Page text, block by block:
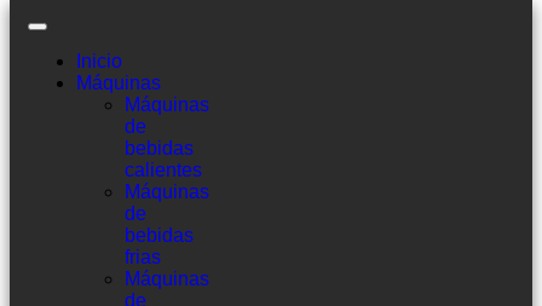
Inicio
Máquinas
Máquinas
de
bebidas
calientes
Máquinas
de
bebidas
frias
Máquinas
de